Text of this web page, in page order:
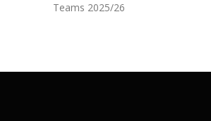
Teams 2025/26